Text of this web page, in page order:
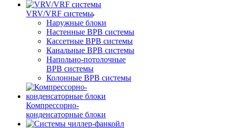
VRV/VRF системы
Наружные блоки
Настенные ВРВ системы
Кассетные ВРВ системы
Канальные ВРВ системы
Напольно-потолочные
ВРВ системы
Колонные ВРВ системы
Компрессорно-
конденсаторные блоки